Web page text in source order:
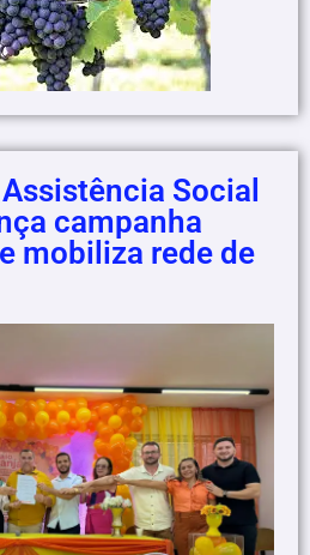
Social
campanha
mobiliza rede de